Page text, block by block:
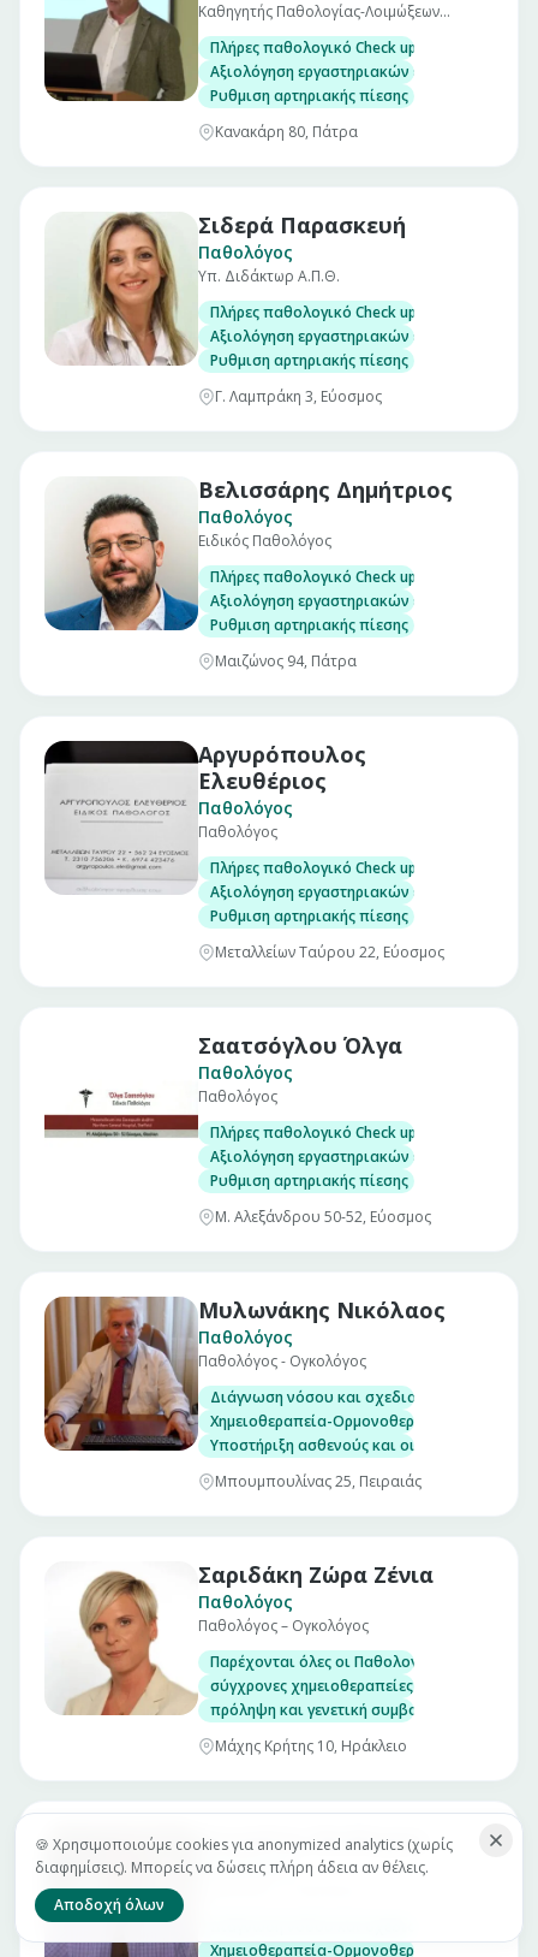
Καθηγητής Παθολογίας-Λοιμώξεων
Πλήρες παθολογικό Check up σε άνδρες και
Αξιολόγηση εργαστηριακών εξετάσεων
Ρυθμιση αρτηριακής πίεσης
Κανακάρη 80, Πάτρα
Σιδερά Παρασκευή
Παθολόγος
Υπ. Διδάκτωρ Α.Π.Θ.
Πλήρες παθολογικό Check up σε άνδρες και
Αξιολόγηση εργαστηριακών εξετάσεων
Ρυθμιση αρτηριακής πίεσης
Γ. Λαμπράκη 3, Εύοσμος
Βελισσάρης Δημήτριος
Παθολόγος
Ειδικός Παθολόγος
Πλήρες παθολογικό Check up σε άνδρες και
Αξιολόγηση εργαστηριακών εξετάσεων
Ρυθμιση αρτηριακής πίεσης
Μαιζώνος 94, Πάτρα
Αργυρόπουλος
Ελευθέριος
Παθολόγος
Παθολόγος
Πλήρες παθολογικό Check up σε άνδρες και
Αξιολόγηση εργαστηριακών εξετάσεων
Ρυθμιση αρτηριακής πίεσης
Μεταλλείων Ταύρου 22, Εύοσμος
Σαατσόγλου Όλγα
Παθολόγος
Παθολόγος
Πλήρες παθολογικό Check up σε άνδρες και
Αξιολόγηση εργαστηριακών εξετάσεων
Ρυθμιση αρτηριακής πίεσης
Μ. Αλεξάνδρου 50-52, Εύοσμος
Μυλωνάκης Νικόλαος
Παθολόγος
Παθολόγος - Ογκολόγος
Διάγνωση νόσου και σχεδιασμός
Χημειοθεραπεία-Ορμονοθεραπεία-
Υποστήριξη ασθενούς και οικογένειας
Μπουμπουλίνας 25, Πειραιάς
Σαριδάκη Ζώρα Ζένια
Παθολόγος
Παθολόγος – Ογκολόγος
Παρέχονται όλες οι Παθολογικές –
σύγχρονες χημειοθεραπείες και μοριακές
πρόληψη και γενετική συμβουλευτική
Μάχης Κρήτης 10, Ηράκλειο
Κουρέλης Θεόδωρος
Παθολόγος
Διάγνωση νόσου και σχεδιασμός
Χημειοθεραπεία-Ορμονοθεραπεία-
🍪 Χρησιμοποιούμε cookies για anonymized analytics (χωρίς
διαφημίσεις). Μπορείς να δώσεις πλήρη άδεια αν θέλεις.
Αποδοχή όλων